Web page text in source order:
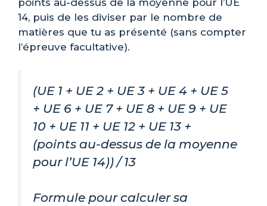
points au-dessus de la moyenne pour l’UE
14, puis de les diviser par le nombre de
matières que tu as présenté (sans compter
l’épreuve facultative).
(UE 1 + UE 2 + UE 3 + UE 4 + UE 5
+ UE 6 + UE 7 + UE 8 + UE 9 + UE
10 + UE 11 + UE 12 + UE 13 +
(points au-dessus de la moyenne
pour l’UE 14)) / 13
Formule pour calculer sa